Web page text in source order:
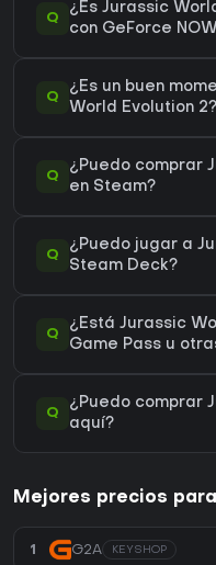
Q
¿Es Jurassic
con GeForce
Q
¿Es un buen
World Evolution 2?
Q
¿Puedo comprar
en Steam?
Q
¿Puedo jugar a
Steam Deck?
Q
¿Está Jurassic
Game Pass u
Q
¿Puedo comprar
aquí?
Mejores precios
1 G2A KEYSHOP